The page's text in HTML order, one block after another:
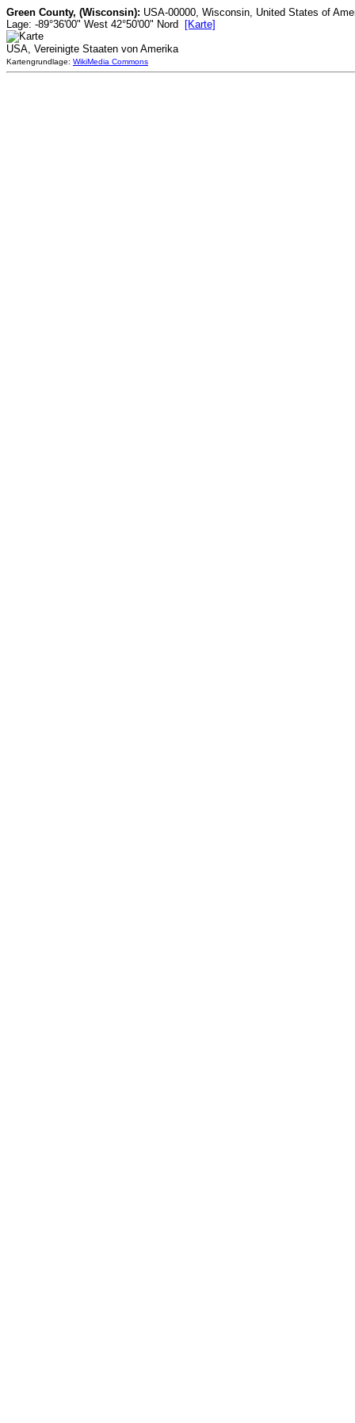
Green County, (Wisconsin): USA-00000, Wisconsin, United States of
Lage: -89°36'00" West 42°50'00" Nord
[Karte]
USA, Vereinigte Staaten von Amerika
Kartengrundlage: WikiMedia Commons